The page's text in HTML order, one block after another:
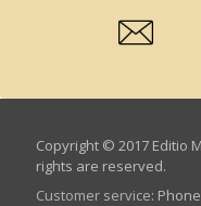
Copyright © 2017 Editio
rights are reserved.
Customer service: